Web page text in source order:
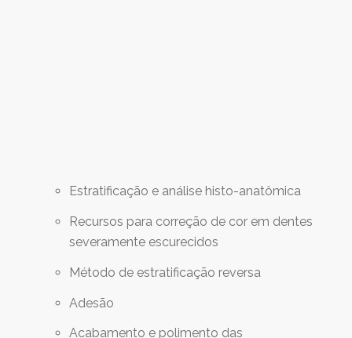
Estratificação e análise histo-anatômica
Recursos para correção de cor em dentes
severamente escurecidos
Método de estratificação reversa
Adesão
Acabamento e polimento das